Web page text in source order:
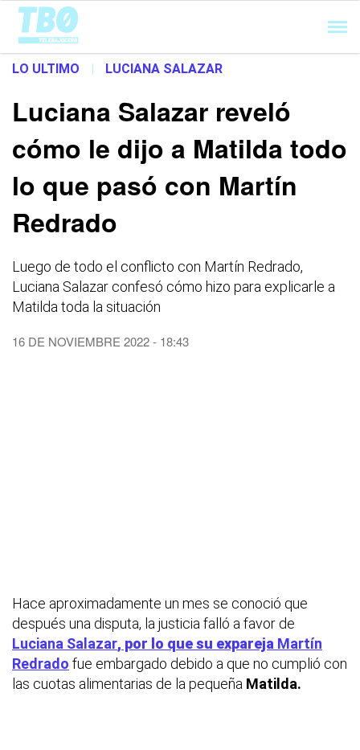
Cargando...
LO ULTIMO | LUCIANA SALAZAR
Luciana Salazar reveló
cómo le dijo a Matilda todo
lo que pasó con Martín
Redrado
Luego de todo el conflicto con Martín Redrado,
Luciana Salazar confesó cómo hizo para explicarle a
Matilda toda la situación
16 DE NOVIEMBRE 2022 - 18:43
Hace aproximadamente un mes se conoció que
después una disputa, la justicia falló a favor de
Luciana Salazar, por lo que su expareja Martín
Redrado fue embargado debido a que no cumplió con
las cuotas alimentarias de la pequeña Matilda.